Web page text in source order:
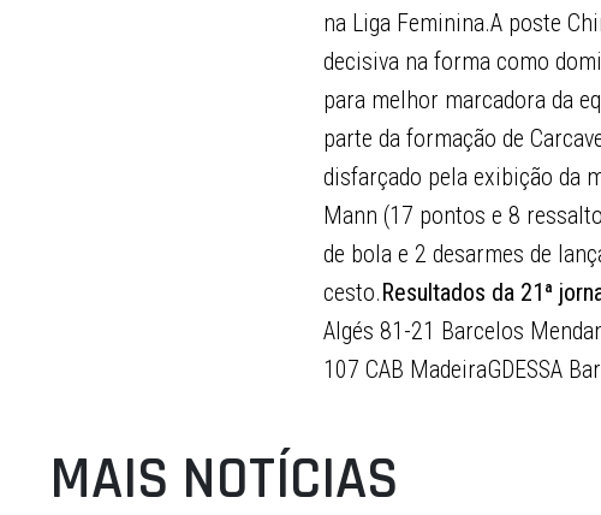
na Liga Feminina.A poste
decisiva na forma como
para melhor marcadora da
parte da formação de
disfarçado pela exibição da
Mann (17 pontos e 8
de bola e 2 desarmes de
cesto.Resultados da 21ª
Algés 81-21 Barcelos
107 CAB MadeiraGDESSA
MAIS NOTÍCIAS